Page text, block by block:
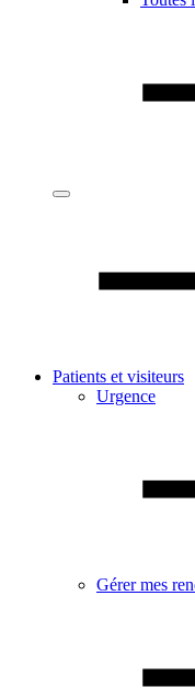
Patients et visiteurs
Urgence
Gérer mes